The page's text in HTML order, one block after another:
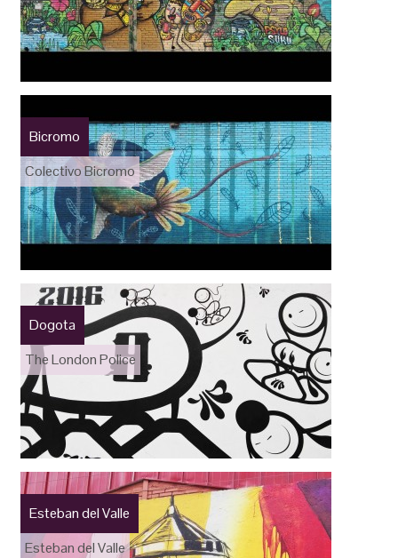
Bicromo
Colectivo Bicromo
Dogota
The London Police
Esteban del Valle
Esteban del Valle